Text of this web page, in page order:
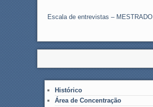
Escala de entrevistas – MESTRADO
Histórico
Área de Concentração